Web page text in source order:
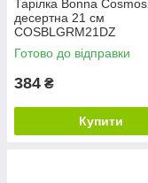
Тарілка Bonna Cosmos
десертна 21 см
COSBLGRM21DZ
Готово до відправки
384 ₴
Купити